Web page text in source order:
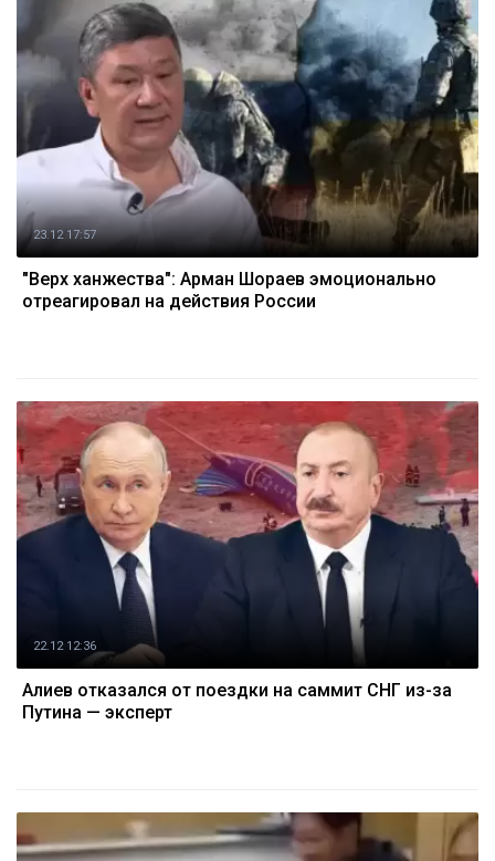
23.12 17:57
"Верх ханжества": Арман Шораев эмоционально
отреагировал на действия России
22.12 12:36
Алиев отказался от поездки на саммит СНГ из-за
Путина — эксперт